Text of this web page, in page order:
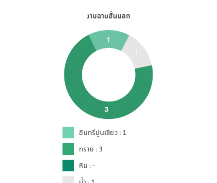
งานฉาบชั้นนอก
อินทรีปูนเขียว : 1
ทราย : 3
หิน : -